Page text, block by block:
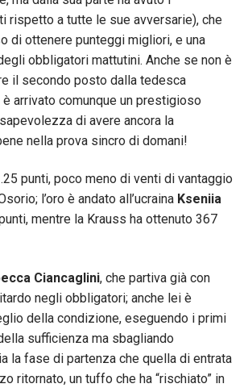
rispetto a tutte le sue avversarie), che
di ottenere punteggi migliori, e una
obbligatori mattutini. Anche se non è
il secondo posto dalla tedesca
è arrivato comunque un prestigioso
di avere ancora la
nella prova sincro di domani!
punti, poco meno di venti di vantaggio
l’oro è andato all’ucraina Kseniia
mentre la Krauss ha ottenuto 367
Ciancaglini, che partiva già con
negli obbligatori; anche lei è
della condizione, eseguendo i primi
sufficienza ma sbagliando
la fase di partenza che quella di entrata
ritornato, un tuffo che ha “rischiato” in